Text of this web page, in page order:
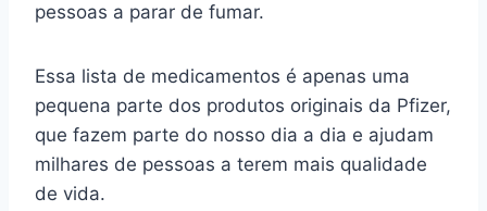
pessoas a parar de fumar.
Essa lista de medicamentos é apenas uma
pequena parte dos produtos originais da Pfizer,
que fazem parte do nosso dia a dia e ajudam
milhares de pessoas a terem mais qualidade
de vida.